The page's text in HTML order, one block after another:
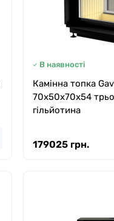
В наявності
Камінна топка
70x50x70x54
гільйотина
179025 грн.